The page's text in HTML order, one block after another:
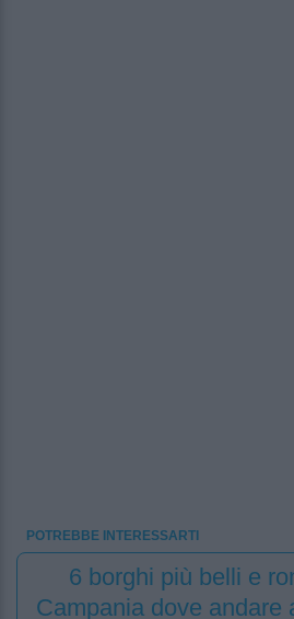
POTREBBE INTERESSARTI
6 borghi più belli e
Campania dove andare